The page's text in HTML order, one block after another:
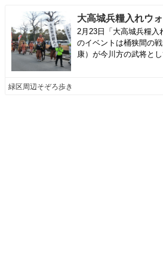
2月23日「大高城兵糧入
のイベントは桶狭間の
康）が今川方の武将と
緑区周辺そぞろ歩き